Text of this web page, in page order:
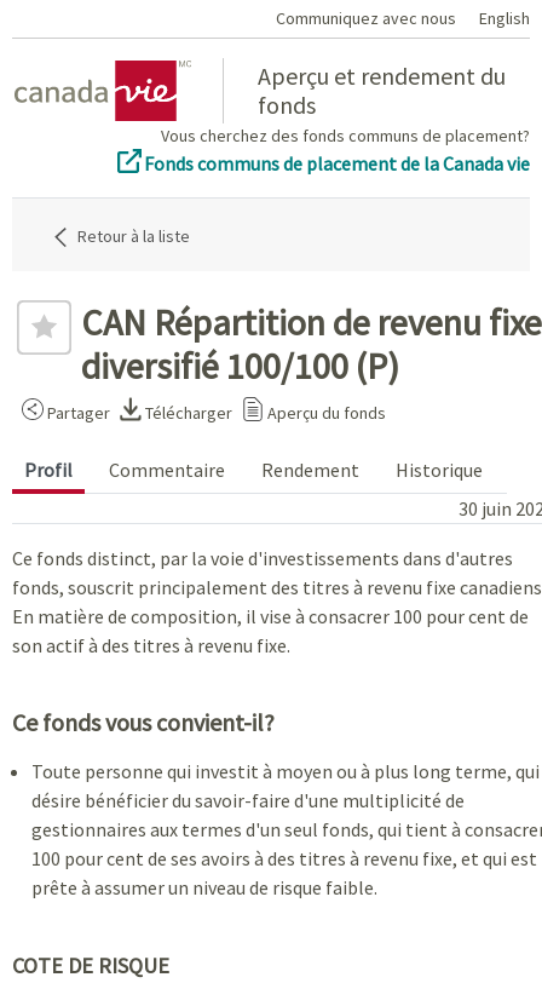
Communiquez avec nous English
Aperçu et rendement du
fonds
Vous cherchez des fonds communs de placement?
Fonds communs de placement de la Canada vie
Retour à la liste
CAN Répartition de revenu fixe
diversifié 100/100 (P)
Partager Télécharger Aperçu du fonds
Profil Commentaire Rendement
Historique
30 juin
Ce fonds distinct, par la voie d'investissements dans d'autres
fonds, souscrit principalement des titres à revenu fixe
En matière de composition, il vise à consacrer 100 pour cent de
son actif à des titres à revenu fixe.
Ce fonds vous convient-il?
Toute personne qui investit à moyen ou à plus long terme, qui
désire bénéficier du savoir-faire d'une multiplicité de
gestionnaires aux termes d'un seul fonds, qui tient à
100 pour cent de ses avoirs à des titres à revenu fixe, et qui est
prête à assumer un niveau de risque faible.
COTE DE RISQUE